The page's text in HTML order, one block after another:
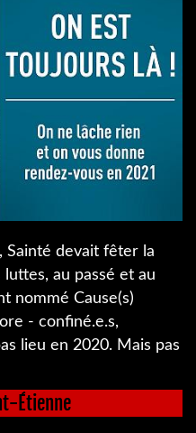
Sainté devait fêter la
au passé et au
nommé Cause(s)
- confiné.e.s,
lieu en 2020. Mais pas
Étienne